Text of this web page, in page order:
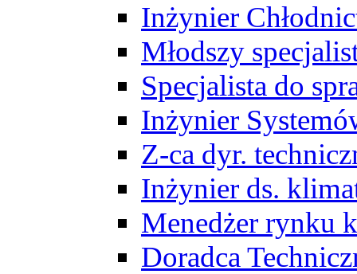
Inżynier
Młodszy
Specjalista do
Inżynier
Z-ca dyr.
Inżynier ds.
Menedżer rynku
Doradca